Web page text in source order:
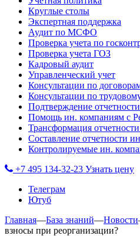
Круглые столы
Экспертная поддержка
Аудит по МСФО
Проверка учета по
Проверка учета ГОЗ
Кадровый аудит
Управленческий учет
Консультации по
Консультации по
Подтверждение
Помощь ин. компаниям с
Трансформация
Составление отчетности
Контролируемые ин.
+7 495 134-32-23 Узнать цену
Телеграм
Ютуб
Главная—База знаний—Новости
взносы при реорганизации?